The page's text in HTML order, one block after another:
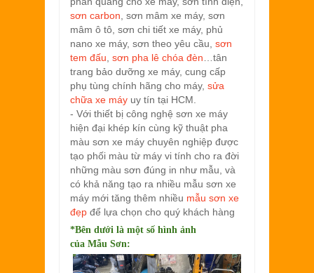
sơn carbon , sơn mâm xe máy, sơn
mâm ô tô, sơn chi tiết xe máy, phủ
nano xe máy, sơn theo yêu cầu, sơn
tem đấu sơn pha lê chóa đèn …tân
trang bảo dưỡng xe máy, cung cấp
phụ tùng chính hãng cho máy, sửa
chữa xe máy uy tín tại HCM.
- Với thiết bị công nghệ sơn xe máy
hiện đại khép kín cùng kỹ thuật pha
màu sơn xe máy chuyên nghiệp được
tạo phối màu từ máy vi tính cho ra đời
những màu sơn đúng in như mẫu, và
có khả năng tạo ra nhiều mẫu sơn xe
máy mới tăng thêm nhiều mẫu sơn xe
đẹp để lựa chọn cho quý khách hàng
*Bên dưới là một số hình ảnh
của Mẫu Sơn: